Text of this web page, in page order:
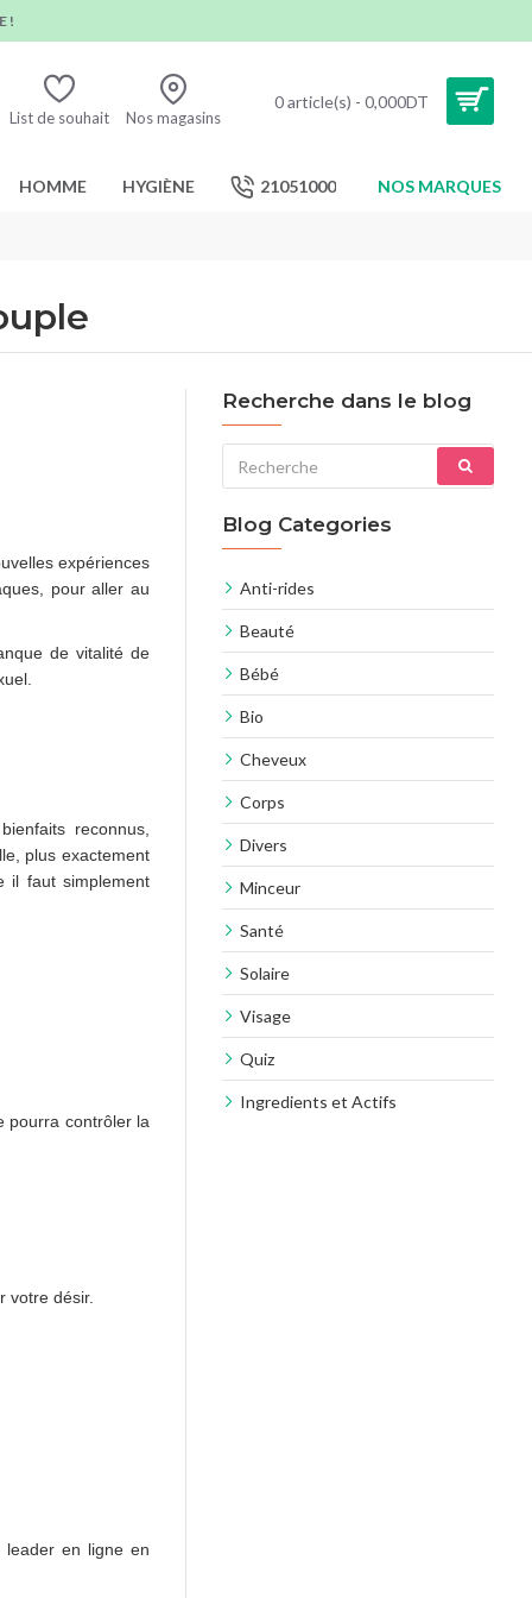
!
List de souhait Nos magasins
0 article(s) - 0,000DT
HOMME HYGIÈNE 21051000 NOS MARQUES
expériences
pour aller au
de vitalité de
reconnus,
plus exactement
il faut simplement
pourra contrôler la
votre désir.
leader en ligne en
Recherche dans le blog
Blog Categories
Anti-rides
Beauté
Bébé
Bio
Cheveux
Corps
Divers
Minceur
Santé
Solaire
Visage
Quiz
Ingredients et Actifs